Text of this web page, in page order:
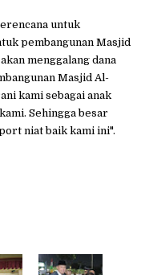
untuk
pembangunan Masjid
menggalang dana
Masjid Al-
kami sebagai anak
Sehingga besar
niat baik kami ini".